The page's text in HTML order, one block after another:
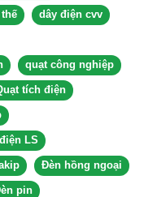
dây điện cvv
quạt công nghiệp
tích điện
LS
Đèn hồng ngoại
pin